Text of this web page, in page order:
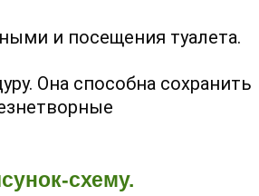
и посещения туалета.
Она способна сохранить
схему.